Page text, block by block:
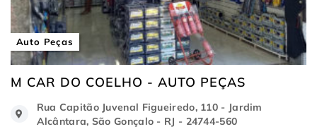
Auto Peças
M CAR DO COELHO - AUTO PEÇAS
Rua Capitão Juvenal Figueiredo, 110 - Jardim
Alcântara, São Gonçalo - RJ - 24744-560